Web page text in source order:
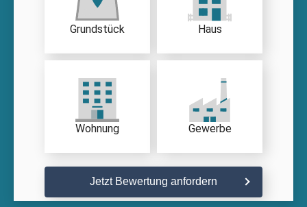
Grundstück Haus
Wohnung Gewerbe
Jetzt Bewertung anfordern